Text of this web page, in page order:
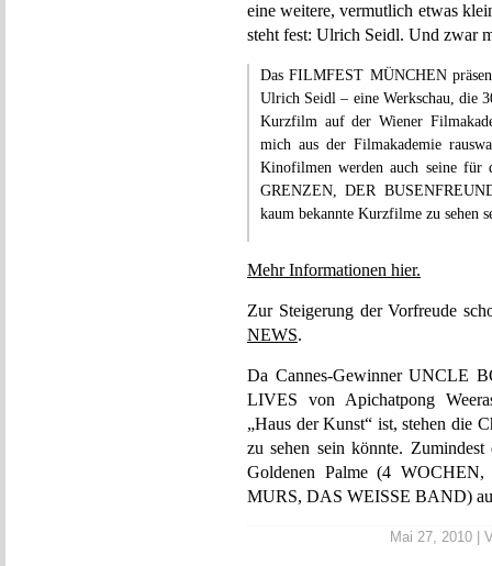
eine weitere, vermutlich etwas
steht fest: Ulrich Seidl. Und zwar
Das FILMFEST MÜNCHEN
Ulrich Seidl – eine Werkschau, die
Kurzfilm auf der Wiener
mich aus der Filmakademie
Kinofilmen werden auch seine für
GRENZEN, DER
kaum bekannte Kurzfilme zu sehen
Mehr Informationen hier.
Zur Steigerung der Vorfreude
NEWS.
Da Cannes-Gewinner UNCLE
LIVES von Apichatpong
„Haus der Kunst“ ist, stehen die
zu sehen sein könnte.
Goldenen Palme (4
MURS, DAS WEISSE BAND)
Mai 27, 2010 |